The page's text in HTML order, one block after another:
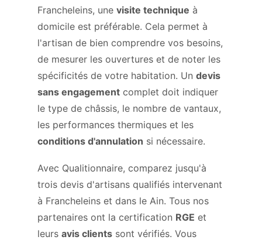
Francheleins, une visite technique à
domicile est préférable. Cela permet à
l'artisan de bien comprendre vos besoins,
de mesurer les ouvertures et de noter les
spécificités de votre habitation. Un devis
sans engagement complet doit indiquer
le type de châssis, le nombre de vantaux,
les performances thermiques et les
conditions d'annulation si nécessaire.
Avec Qualitionnaire, comparez jusqu'à
trois devis d'artisans qualifiés intervenant
à Francheleins et dans le Ain. Tous nos
partenaires ont la certification RGE et
leurs avis clients sont vérifiés. Vous